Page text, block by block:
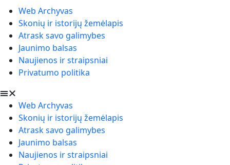
Web Archyvas
Skonių ir istorijų žemėlapis
Atrask savo galimybes
Jaunimo balsas
Naujienos ir straipsniai
Privatumo politika
Web Archyvas
Skonių ir istorijų žemėlapis
Atrask savo galimybes
Jaunimo balsas
Naujienos ir straipsniai